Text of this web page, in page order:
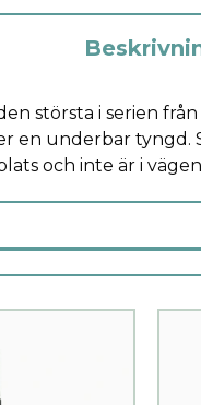
största i serien
en underbar tyngd.
och inte är i